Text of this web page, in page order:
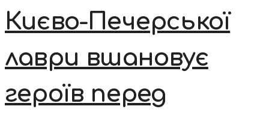
Києво-Печерської
лаври вшановує
героїв перед